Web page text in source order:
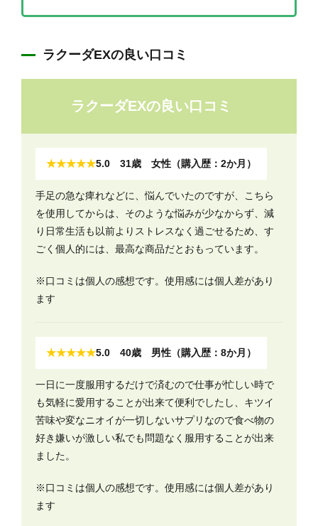
ラクーダEXの良い口コミ
ラクーダEXの良い口コミ
★★★★★5.0 31歳 女性（購入歴：2か月）
手足の急な痺れなどに、悩んでいたのですが、こちら
を使用してからは、そのような悩みが少なからず、減
り日常生活も以前よりストレスなく過ごせるため、す
ごく個人的には、最高な商品だとおもっています。
※口コミは個人の感想です。使用感には個人差があり
ます
★★★★★5.0 40歳 男性（購入歴：8か月）
一日に一度服用するだけで済むので仕事が忙しい時で
も気軽に愛用することが出来て便利でしたし、キツイ
苦味や変なニオイが一切しないサプリなので食べ物の
好き嫌いが激しい私でも問題なく服用することが出来
ました。
※口コミは個人の感想です。使用感には個人差があり
ます